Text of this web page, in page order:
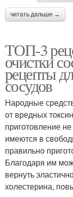
читать дальше →
ТОП-3
очистки
рецепты
сосудов
Народные
от вредных
приготовление
имеются в
правильно
Благодаря им
вернуть
холестерина,